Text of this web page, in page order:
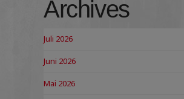
Archives
Juli 2026
Juni 2026
Mai 2026